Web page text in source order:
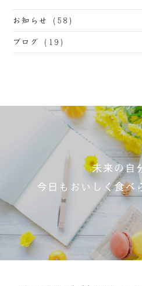
お知らせ (58)
ブログ (19)
未来の自
今日もおいしく食べ